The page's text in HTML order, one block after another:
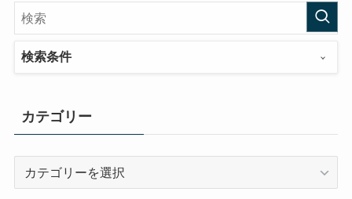
検索条件
カテゴリー